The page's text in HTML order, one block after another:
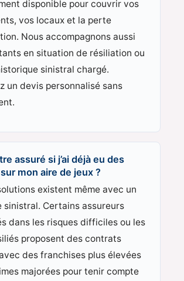
disponible pour couvrir vos
vos locaux et la perte
Nous accompagnons aussi
en situation de résiliation ou
sinistral chargé.
un devis personnalisé sans
assuré si j’ai déjà eu des
mon aire de jeux ?
existent même avec un
sinistral. Certains assureurs
dans les risques difficiles ou les
proposent des contrats
des franchises plus élevées
majorées pour tenir compte